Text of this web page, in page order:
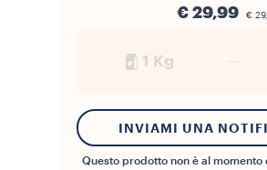
€ 29,99 €
1 Kg
INVIAMI UNA
Questo prodotto non è al momento